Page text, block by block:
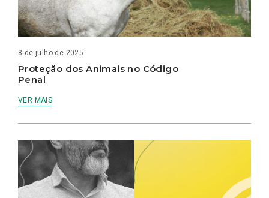
8 de julho de 2025
Proteção dos Animais no Código
Penal
VER MAIS